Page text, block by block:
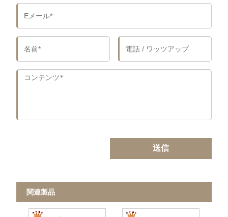
送信
関連製品